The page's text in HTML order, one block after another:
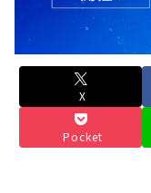
Powered by livedoor
X
Pocket